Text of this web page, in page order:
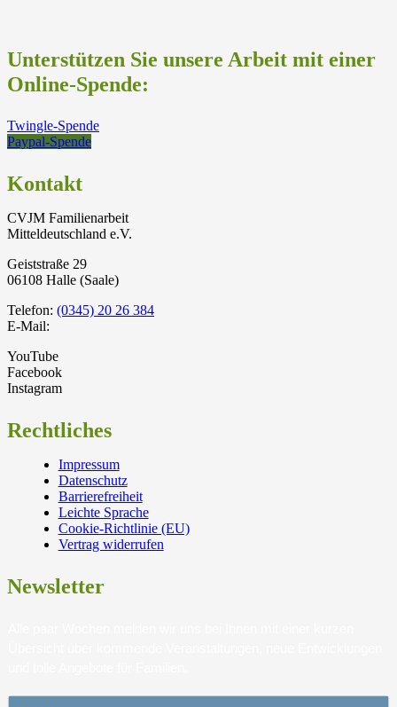
Unterstützen Sie unsere Arbeit mit einer
Online-Spende:
Twingle-Spende
Paypal-Spende
Kontakt
CVJM Familienarbeit
Mitteldeutschland e.V.
Geiststraße 29
06108 Halle (Saale)
Telefon: (0345) 20 26 384
E-Mail:
YouTube
Facebook
Instagram
Rechtliches
Impressum
Datenschutz
Barrierefreiheit
Leichte Sprache
Cookie-Richtlinie (EU)
Vertrag widerrufen
Newsletter